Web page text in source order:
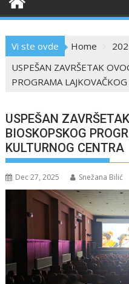
Vi ste ovde Home
USPEŠAN ZAVRŠETAK
PROGRAMA
USPEŠAN
BIOSKOPSKOG
KULTURNOG CENTRA
Dec 27, 2025 Snežana Bilić